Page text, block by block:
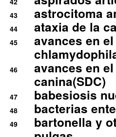
43 astrocitoma
44 ataxia de la
45
avances en
46
avances en
canina(SDC)
47 babesiosis
48 bacterias
49
bartonella y